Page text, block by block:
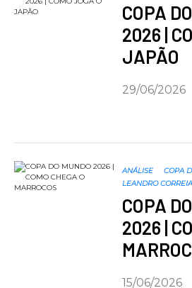
COPA
2026 |
JAPÃO
29/06/2026
ANÁLISE
COPA
LEANDRO CORREIA
COPA
2026 |
15/06/2026